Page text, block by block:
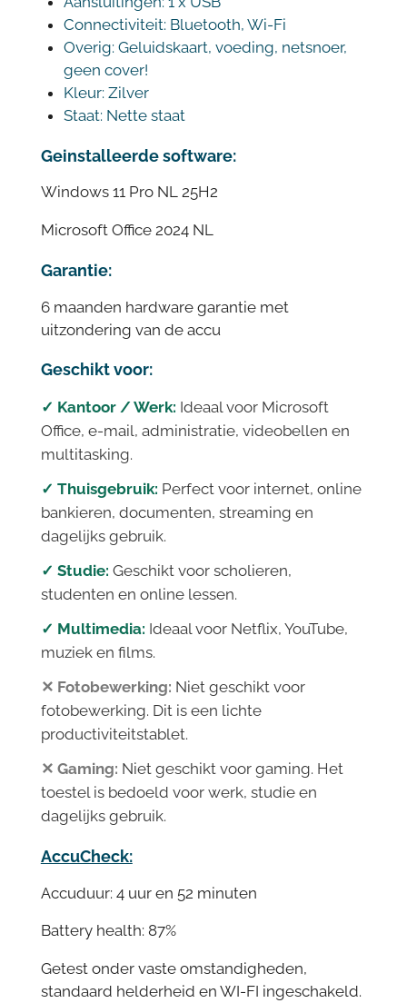
Connectiviteit: Bluetooth, Wi-Fi
Overig: Geluidskaart, voeding, netsnoer,
geen cover!
Kleur: Zilver
Staat: Nette staat
Geinstalleerde software:
Windows 11 Pro NL 25H2
Microsoft Office 2024 NL
Garantie:
6 maanden hardware garantie met
uitzondering van de accu
Geschikt voor:
✓ Kantoor / Werk: Ideaal voor Microsoft
Office, e-mail, administratie, videobellen en
multitasking.
✓ Thuisgebruik: Perfect voor internet, online
bankieren, documenten, streaming en
dagelijks gebruik.
✓ Studie: Geschikt voor scholieren,
studenten en online lessen.
✓ Multimedia: Ideaal voor Netflix, YouTube,
muziek en films.
✕ Fotobewerking: Niet geschikt voor
fotobewerking. Dit is een lichte
productiviteitstablet.
✕ Gaming: Niet geschikt voor gaming. Het
toestel is bedoeld voor werk, studie en
dagelijks gebruik.
AccuCheck:
Accuduur: 4 uur en 52 minuten
Battery health: 87%
Getest onder vaste omstandigheden,
standaard helderheid en WI-FI ingeschakeld.